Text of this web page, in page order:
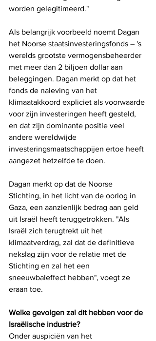
worden gelegitimeerd."
Als belangrijk voorbeeld noemt Dagan
het Noorse staatsinvesteringsfonds – 's
werelds grootste vermogensbeheerder
met meer dan 2 biljoen dollar aan
beleggingen. Dagan merkt op dat het
fonds de naleving van het
klimaatakkoord expliciet als voorwaarde
voor zijn investeringen heeft gesteld,
en dat zijn dominante positie veel
andere wereldwijde
investeringsmaatschappijen ertoe heeft
aangezet hetzelfde te doen.
Dagan merkt op dat de Noorse
Stichting, in het licht van de oorlog in
Gaza, een aanzienlijk bedrag aan geld
uit Israël heeft teruggetrokken. "Als
Israël zich terugtrekt uit het
klimaatverdrag, zal dat de definitieve
nekslag zijn voor de relatie met de
Stichting en zal het een
sneeuwbaleffect hebben", voegt ze
eraan toe.
Welke gevolgen zal dit hebben voor de
Israëlische industrie?
Onder auspiciën van het